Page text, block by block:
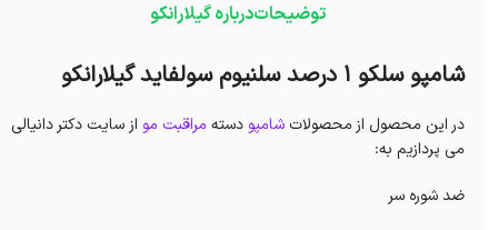
توضیحاتدرباره گیلارانکو
شامپو سلکو 1 درصد سلنیوم سولفاید گیلارانکو
در این محصول از محصولات شامپو دسته مراقبت مو از سایت دکتر دانیالی
می پردازیم به:
ضد شوره سر